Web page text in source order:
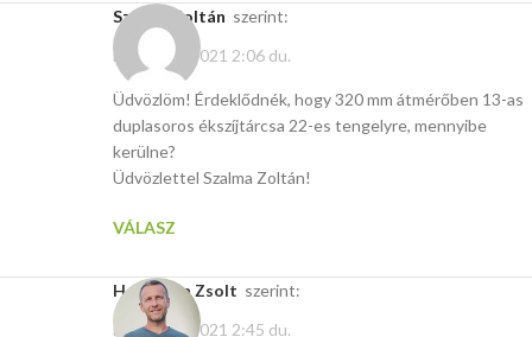
Szalma Zoltán szerint:
március 7, 2021 2:06 du.
Üdvözlöm! Érdeklődnék, hogy 320 mm átmérőben 13-as
duplasoros ékszíjtárcsa 22-es tengelyre, mennyibe
kerülne?
Üdvözlettel Szalma Zoltán!
VÁLASZ
Hoffmann Zsolt szerint:
március 7, 2021 2:45 du.